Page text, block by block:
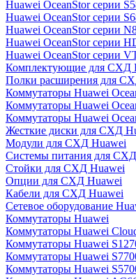
Huawei OceanStor серии
Huawei OceanStor серии
Huawei OceanStor серии
Huawei OceanStor серии
Huawei OceanStor серии
Комплектующие для СХД
Полки расширения для
Коммутаторы Huawei
Коммутаторы Huawei
Коммутаторы Huawei
Жесткие диски для СХД
Модули для СХД Huawei
Системы питания для
Стойки для СХД Huawei
Опции для СХД Huawei
Кабели для СХД Huawei
Сетевое оборудование
Коммутаторы Huawei
Коммутаторы Huawei
Коммутаторы Huawei
Коммутаторы Huawei
Коммутаторы Huawei